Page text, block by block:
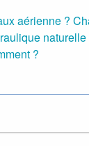
aérienne ?
?